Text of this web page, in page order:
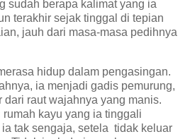
sudah berapa kalimat yang ia
terakhir sejak tinggal di tepian
jauh dari masa-masa pedihnya
hidup dalam pengasingan.
ia menjadi gadis pemurung,
dari raut wajahnya yang manis.
kayu yang ia tinggali
tak sengaja, setela tidak keluar